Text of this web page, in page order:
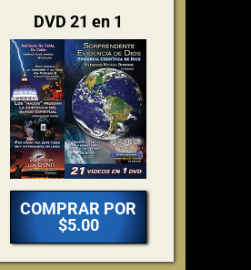
DVD 21 en 1
COMPRAR POR
$5.00